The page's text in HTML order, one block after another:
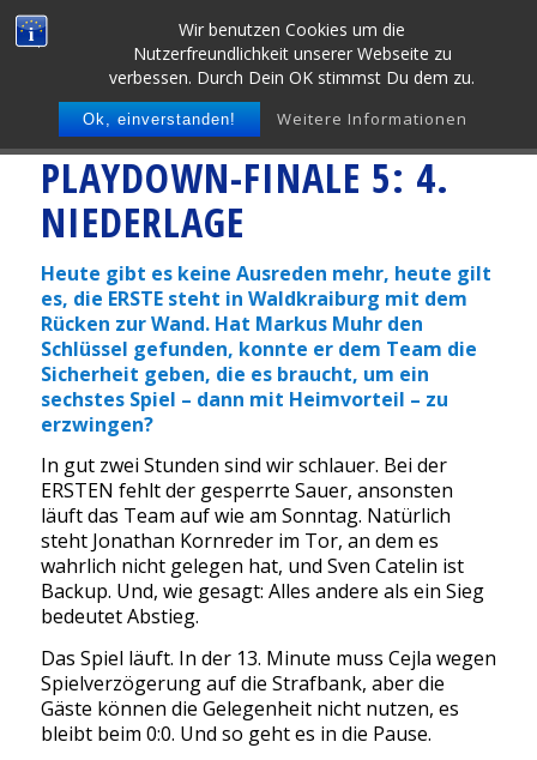
Wir benutzen Cookies um die
Nutzerfreundlichkeit unserer Webseite zu
verbessen. Durch Dein OK stimmst Du dem zu.
Ok, einverstanden! Weitere Informationen
PLAYDOWN-FINALE 5: 4.
NIEDERLAGE
Heute gibt es keine Ausreden mehr, heute gilt
es, die ERSTE steht in Waldkraiburg mit dem
Rücken zur Wand. Hat Markus Muhr den
Schlüssel gefunden, konnte er dem Team die
Sicherheit geben, die es braucht, um ein
sechstes Spiel – dann mit Heimvorteil – zu
erzwingen?
In gut zwei Stunden sind wir schlauer. Bei der
ERSTEN fehlt der gesperrte Sauer, ansonsten
läuft das Team auf wie am Sonntag. Natürlich
steht Jonathan Kornreder im Tor, an dem es
wahrlich nicht gelegen hat, und Sven Catelin ist
Backup. Und, wie gesagt: Alles andere als ein Sieg
bedeutet Abstieg.
Das Spiel läuft. In der 13. Minute muss Cejla wegen
Spielverzögerung auf die Strafbank, aber die
Gäste können die Gelegenheit nicht nutzen, es
bleibt beim 0:0. Und so geht es in die Pause.